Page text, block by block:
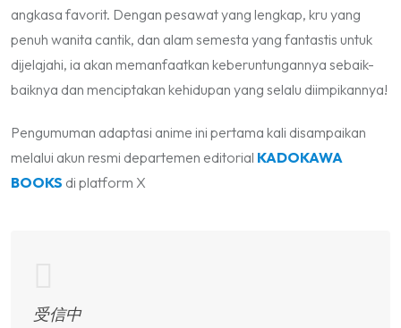
angkasa favorit. Dengan pesawat yang lengkap, kru yang
penuh wanita cantik, dan alam semesta yang fantastis untuk
dijelajahi, ia akan memanfaatkan keberuntungannya sebaik-
baiknya dan menciptakan kehidupan yang selalu diimpikannya!
Pengumuman adaptasi anime ini pertama kali disampaikan
melalui akun resmi departemen editorial KADOKAWA
BOOKS di platform X
受信中